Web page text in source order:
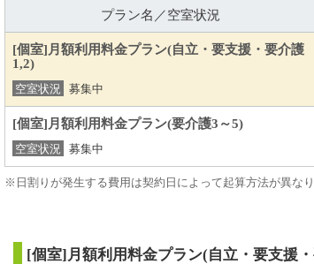
プラン名／空室状況
[個室]月額利用料金プラン(自立・要支援・要介護
1,2)
空室状況 募集中
[個室]月額利用料金プラン(要介護3～5)
空室状況 募集中
※日割りが発生する費用は契約日によって起算方法が異なり
[個室]月額利用料金プラン(自立・要支援